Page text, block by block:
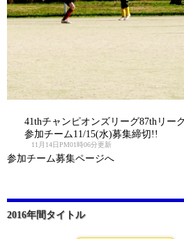
41thチャンピオンズリーグ87thリー
参加チーム11/15(水)募集締切!!
11月14日PM01時06分更新
参加チーム募集ページへ
2016年間タイトル